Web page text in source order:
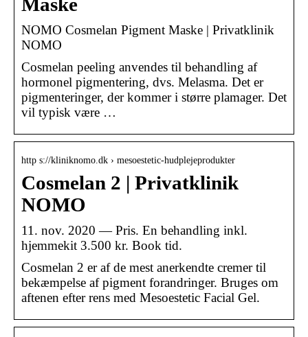
Maske
NOMO Cosmelan Pigment Maske | Privatklinik
NOMO
Cosmelan peeling anvendes til behandling af
hormonel pigmentering, dvs. Melasma. Det er
pigmenteringer, der kommer i større plamager. Det
vil typisk være …
http s://kliniknomo.dk › mesoestetic-hudplejeprodukter
Cosmelan 2 | Privatklinik
NOMO
11. nov. 2020 — Pris. En behandling inkl.
hjemmekit 3.500 kr. Book tid.
Cosmelan 2 er af de mest anerkendte cremer til
bekæmpelse af pigment forandringer. Bruges om
aftenen efter rens med Mesoestetic Facial Gel.